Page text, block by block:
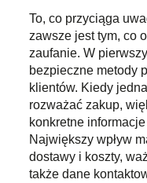
To, co przyciąga
zawsze jest tym, co
zaufanie. W
bezpieczne metody
klientów. Kiedy
rozważać zakup,
konkretne
Największy wpływ
dostawy i koszty,
także dane